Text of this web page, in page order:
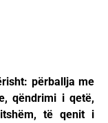
përballja me
qëndrimi i qetë,
të qenit i